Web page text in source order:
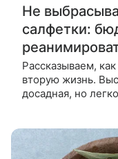
Не
салфетки:
Рассказываем,
вторую жизнь.
досадная, но